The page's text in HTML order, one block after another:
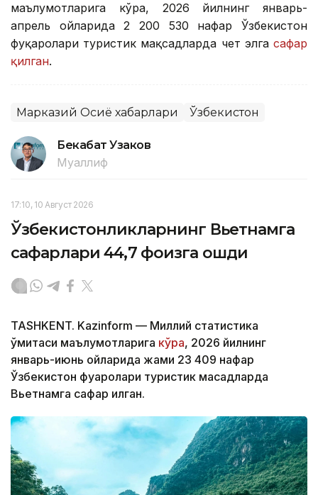
маълумотларига кўра, 2026 йилнинг январь-
апрель ойларида 2 200 530 нафар Ўзбекистон
фуқаролари туристик мақсадларда чет элга сафар
қилган.
Марказий Осиё хабарлари Ўзбекистон
Бекабат Узаков
Муаллиф
17:10, 10 Август 2026
Ўзбекистонликларнинг Вьетнамга
сафарлари 44,7 фоизга ошди
TASHKENT. Kazinform — Миллий статистика
қўмитаси маълумотларига кўра, 2026 йилнинг
январь-июнь ойларида жами 23 409 нафар
Ўзбекистон фуқаролари туристик мақсадларда
Вьетнамга сафар қилган.